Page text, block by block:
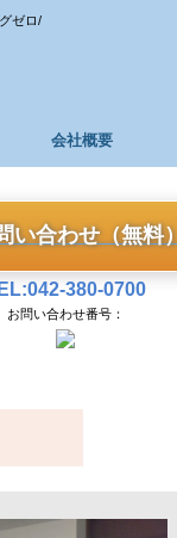
ゼロ/
い合わせ（無料）
380-0700
お問い合わせ番号：
会社概要